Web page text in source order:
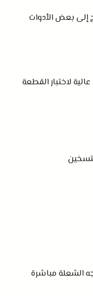
إلى بعض الأدوات
لاختبار القطعة
الشعلة مباشرة